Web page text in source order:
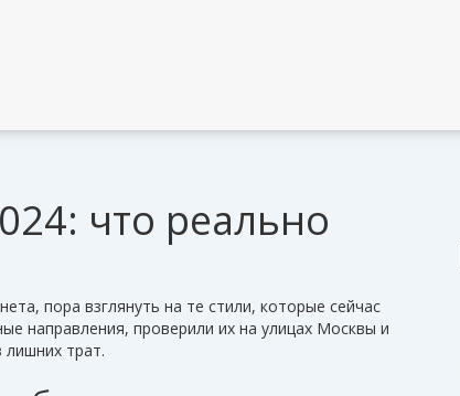
что реально
пора взглянуть на те стили, которые сейчас
направления, проверили их на улицах Москвы и
лишних трат.